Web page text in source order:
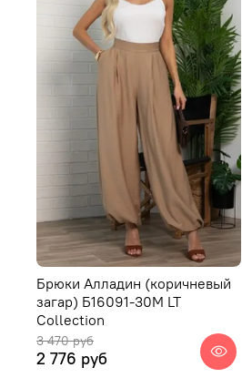
Брюки Алладин (коричневый
загар) Б16091-30М LT
Collection
3 470 руб
2 776 руб